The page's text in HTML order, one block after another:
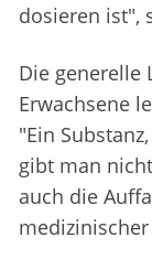
dosieren ist",
Die generelle
Erwachsene
"Ein
gibt man
auch die